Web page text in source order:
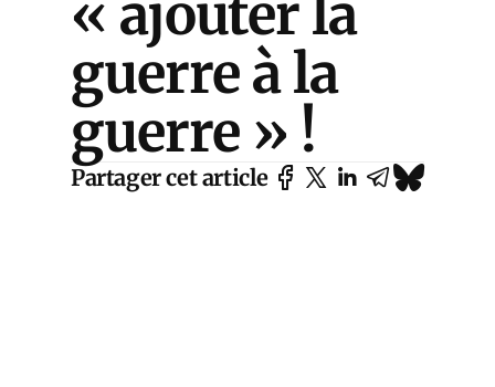
« ajouter la
guerre à la
guerre » !
Partager cet article